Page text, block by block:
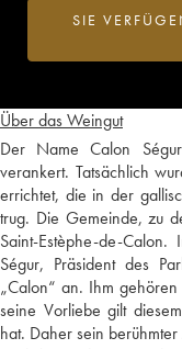
Über das Weingut
Der Name Calon
verankert. Tatsächlich
errichtet, die in der
trug. Die Gemeinde, zu
Saint-Estèphe-de-
Ségur, Präsident des
„Calon“ an. Ihm
seine Vorliebe gilt
hat. Daher sein
SIE